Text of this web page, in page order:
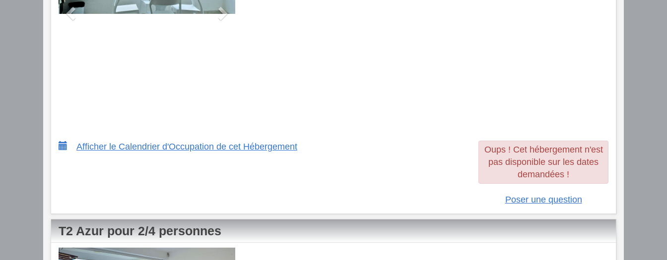
Afficher le Calendrier d'Occupation de cet Hébergement
Oups ! Cet hébergement n'est
pas disponible sur les dates
demandées !
Poser une question
T2 Azur pour 2/4 personnes
Previous